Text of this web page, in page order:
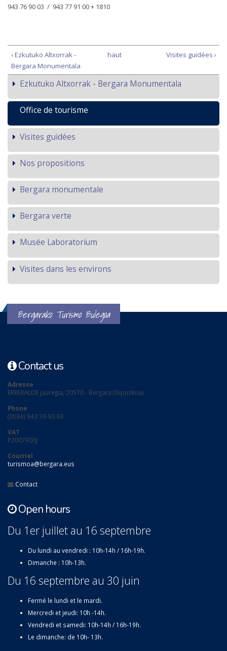
943 76 90 03 / 943 77 91 00 + 1810
‹ Ezkutuko Altxorrak -
Bergara Monumentala
haut Visites guidées ›
Ezkutuko Altxorrak - Bergara Monumentala
Office de tourisme
Visites guidées
Nos propositions
Bergara monumentale
Bergara verte
Musée Laboratorium
Visites dans les environs
Bergarako Turismo Bulegoa
Contact us
Adresse
ERREKALDE jauregia, 20570 - Bergara (Gipuzkoa)
Phone
(0034) 943 76 90 03
VAT
P2007900J
Courriel
turismoa@bergara.eus
Contact
Open hours
Du 1er juillet au 16 septembre
Du lundi au vendredi : 10h-14h / 16h-19h.
Dimanche : 10h-13h.
Du 16 septembre au 30 juin
Fermé le lundi et le mardi.
Mercredi et jeudi: 10h -14h.
Vendredi et samedi: 10h-14h / 16h-19h.
Le dimanche: de 10h- 13h.